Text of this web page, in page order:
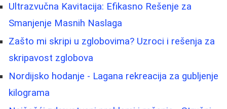
Ultrazvučna Kavitacija: Efikasno Rešenje za
Smanjenje Masnih Naslaga
Zašto mi skripi u zglobovima? Uzroci i rešenja za
skripavost zglobova
Nordijsko hodanje - Lagana rekreacija za gubljenje
kilograma